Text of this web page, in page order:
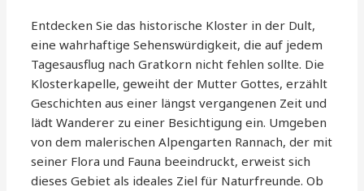
Entdecken Sie das historische Kloster in der Dult,
eine wahrhaftige Sehenswürdigkeit, die auf jedem
Tagesausflug nach Gratkorn nicht fehlen sollte. Die
Klosterkapelle, geweiht der Mutter Gottes, erzählt
Geschichten aus einer längst vergangenen Zeit und
lädt Wanderer zu einer Besichtigung ein. Umgeben
von dem malerischen Alpengarten Rannach, der mit
seiner Flora und Fauna beeindruckt, erweist sich
dieses Gebiet als ideales Ziel für Naturfreunde. Ob